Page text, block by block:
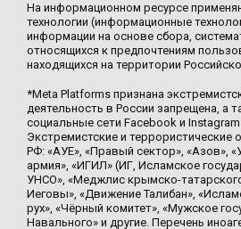
На информационном ресурсе
технологии (информационные
информации на основе сбора,
относящихся к предпочтениям
находящихся на территории
*Meta Platforms признана
деятельность в России запрещена, а
социальные сети Facebook и
Экстремистские и террористические
РФ: «АУЕ», «Правый сектор», «Азов»,
армия», «ИГИЛ» (ИГ, Исламское
УНСО», «Меджлис крымско-
Иеговы», «Движение Талибан»,
рух», «Чёрный комитет», «Мужское
Навального» и другие. Перечень